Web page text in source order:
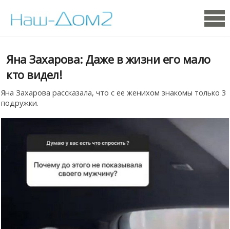
Яна Захарова: Даже в жизни его мало
кто видел!
Яна Захарова рассказала, что с ее женихом знакомы только 3
подружки.